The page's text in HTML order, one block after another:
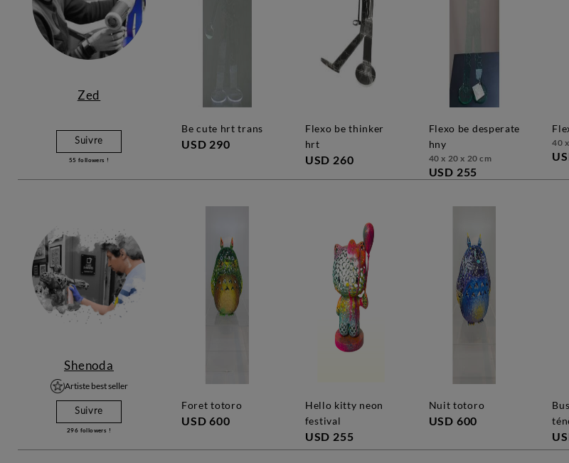
Zed
Suivre
55 followers !
be cute hrt trans
USD 290
flexo be thinker
hrt
USD 260
flexo be desperate
hny
40 x 20 x 20 cm
USD 255
40
Shenoda
Artiste best seller
Suivre
296 followers !
foret totoro
USD 600
hello kitty neon
festival
USD 255
nuit totoro
USD 600
buste goldorak